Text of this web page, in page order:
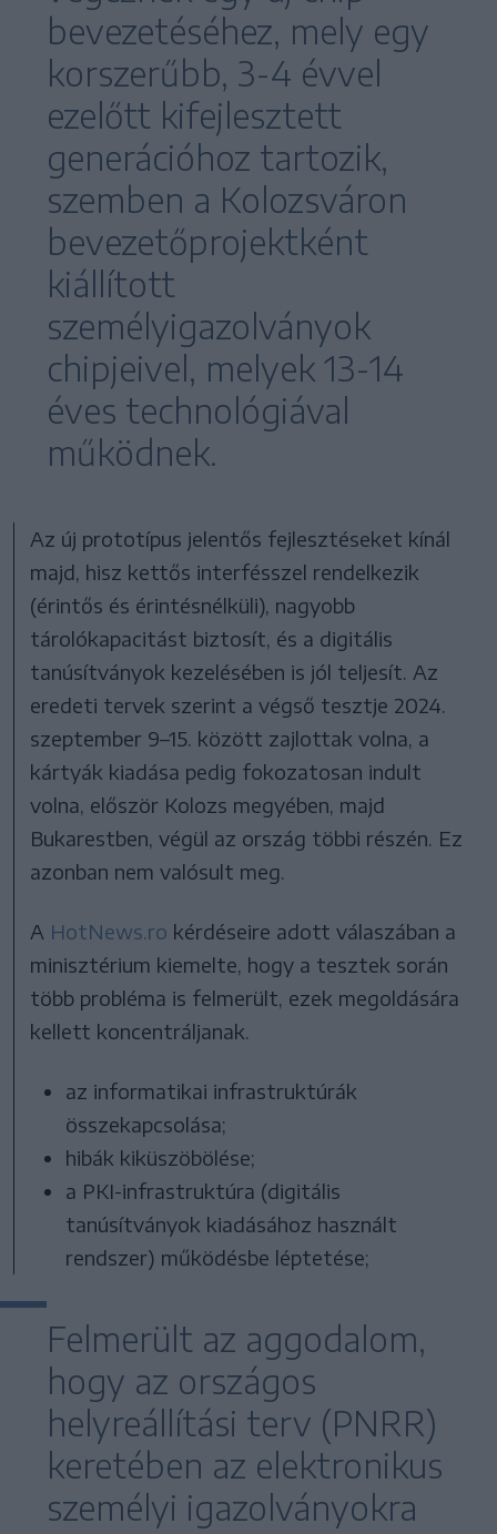
bevezetéséhez, mely egy
korszerűbb, 3-4 évvel
ezelőtt kifejlesztett
generációhoz tartozik,
szemben a Kolozsváron
bevezetőprojektként
kiállított
személyigazolványok
chipjeivel, melyek 13-14
éves technológiával
működnek.
Az új prototípus jelentős fejlesztéseket kínál
majd, hisz kettős interfésszel rendelkezik
(érintős és érintésnélküli), nagyobb
tárolókapacitást biztosít, és a digitális
tanúsítványok kezelésében is jól teljesít. Az
eredeti tervek szerint a végső tesztje 2024.
szeptember 9–15. között zajlottak volna, a
kártyák kiadása pedig fokozatosan indult
volna, először Kolozs megyében, majd
Bukarestben, végül az ország többi részén. Ez
azonban nem valósult meg.
A HotNews.ro kérdéseire adott válaszában a
minisztérium kiemelte, hogy a tesztek során
több probléma is felmerült, ezek megoldására
kellett koncentráljanak.
az informatikai infrastruktúrák
összekapcsolása;
hibák kiküszöbölése;
a PKI-infrastruktúra (digitális
tanúsítványok kiadásához használt
rendszer) működésbe léptetése;
Felmerült az aggodalom,
hogy az országos
helyreállítási terv (PNRR)
keretében az elektronikus
személyi igazolványokra